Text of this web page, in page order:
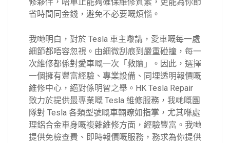
省時間同金錢，避免不必要嘅煩惱。
我哋明白，對於 Tesla 車主嚟講，愛車嘅每一處
細節都唔容忽視。由細微刮痕到嚴重碰撞，每一
次維修都係對愛車嘅一次「救贖」。因此，選擇
一個擁有豐富經驗、專業設備、同埋透明報價嘅
維修中心，絕對係明智之舉。HK Tesla Repair
致力於提供最專業嘅 Tesla 維修服務，我哋嘅團
隊對 Tesla 各類型號嘅車輛瞭如指掌，尤其喺處
理鋁合金車身嘅複雜維修方面，經驗豐富。我哋
提供免檢查費、即時報價嘅服務，務求為你提供